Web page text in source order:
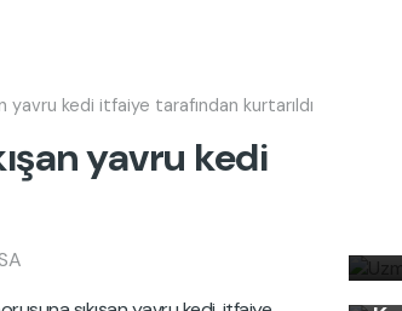
yavru kedi itfaiye tarafından kurtarıldı
yavru kedi